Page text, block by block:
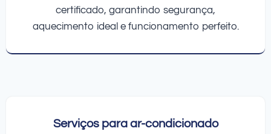
certificado, garantindo segurança,
aquecimento ideal e funcionamento perfeito.
Serviços para ar-condicionado